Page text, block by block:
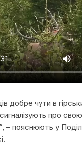
добре чути в
про свою
– пояснюють у